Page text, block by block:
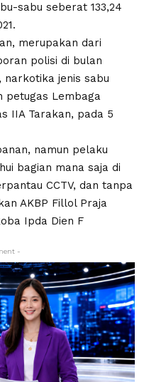
sabu seberat 133,24
merupakan dari
polisi di bulan
narkotika jenis sabu
petugas Lembaga
IIA Tarakan, pada 5
namun pelaku
bagian mana saja di
CCTV, dan tanpa
AKBP Fillol Praja
Ipda Dien F
-